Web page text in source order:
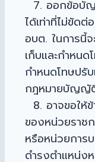
7. ออกข้อบั
ได้เท่าที่ไม่ขัด
อบต. ในการนี้จ
เก็บและกำหน
กำหนดโทษปรั
กฎหมายบัญญัติ
8. อาจขอให้
ของหน่วยราช
หรือหน่วยการ
ดำรงตำแหน่ง